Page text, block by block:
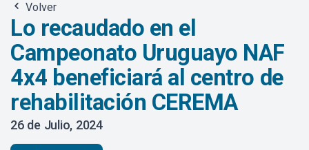
Volver
Lo recaudado en el
Campeonato Uruguayo NAF
4x4 beneficiará al centro de
rehabilitación CEREMA
26 de Julio, 2024